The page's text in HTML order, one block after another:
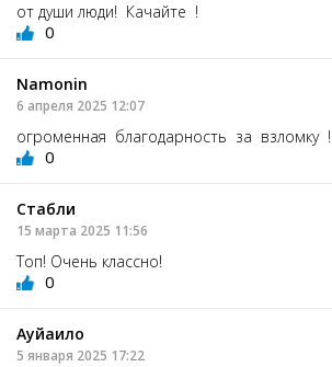
от души люди! Качайте !
0
Namonin
6 апреля 2025 12:07
огроменная благодарность за взломку !
0
Стабли
15 марта 2025 11:56
Топ! Очень классно!
0
Ауйаило
5 января 2025 17:22